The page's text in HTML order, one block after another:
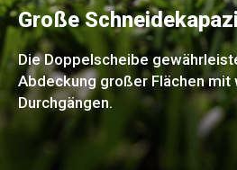
Große
Die Doppelscheibe
Abdeckung großer Flächen mit
Durchgängen.